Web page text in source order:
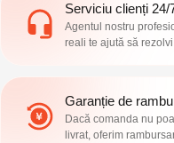
Serviciu clienți 24/
Agentul nostru
reali te ajută să
Garanție de
Dacă comanda nu
livrat, oferim